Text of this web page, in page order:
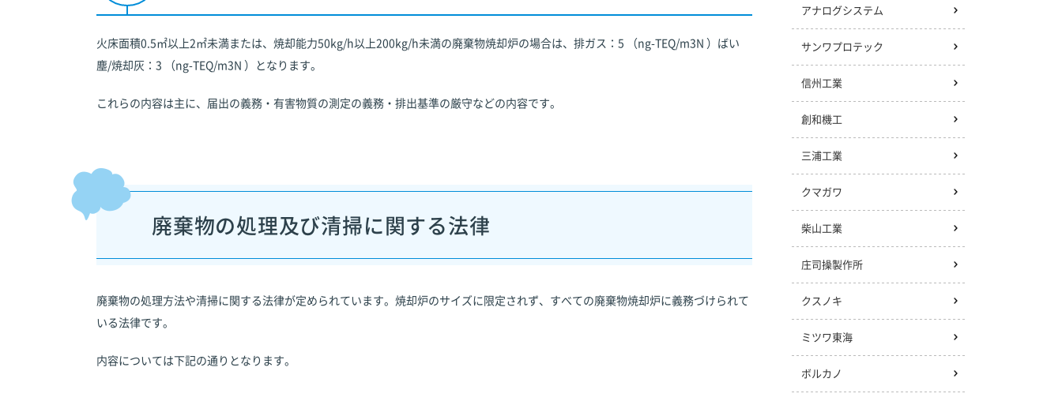
火床面積0.5㎡以上2㎡未満または、焼却能力50kg/h以上200kg/h未満の廃棄物焼却炉の場合は、排ガス：5 （ng-TEQ/m3N ）ばい
塵/焼却灰：3 （ng-TEQ/m3N ）となります。
これらの内容は主に、届出の義務・有害物質の測定の義務・排出基準の厳守などの内容です。
廃棄物の処理及び清掃に関する法律
廃棄物の処理方法や清掃に関する法律が定められています。焼却炉のサイズに限定されず、すべての廃棄物焼却炉に義務づけられて
いる法律です。
内容については下記の通りとなります。
アナログシステム
サンワプロテック
信州工業
創和機工
三浦工業
クマガワ
柴山工業
庄司操製作所
クスノキ
ミツワ東海
ボルカノ